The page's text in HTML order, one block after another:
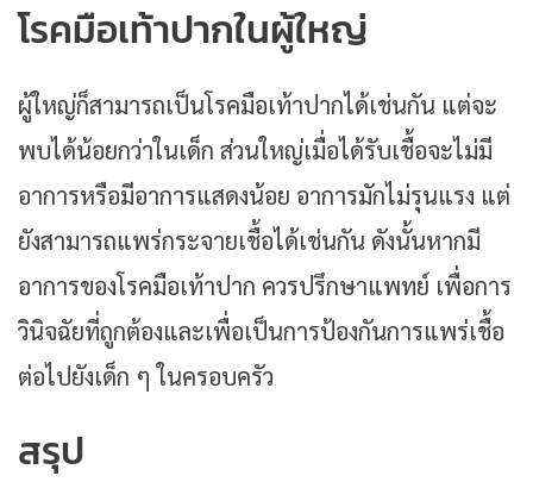
โรคมือเท้าปากในผู้ใหญ่
ผู้ใหญ่ก็สามารถเป็นโรคมือเท้าปากได้เช่นกัน แต่จะ
พบได้น้อยกว่าในเด็ก ส่วนใหญ่เมื่อได้รับเชื้อจะไม่มี
อาการหรือมีอาการแสดงน้อย อาการมักไม่รุนแรง แต่
ยังสามารถแพร่กระจายเชื้อได้เช่นกัน ดังนั้นหากมี
อาการของโรคมือเท้าปาก ควรปรึกษาแพทย์ เพื่อการ
วินิจฉัยที่ถูกต้องและเพื่อเป็นการป้องกันการแพร่เชื้อ
ต่อไปยังเด็ก ๆ ในครอบครัว
สรุป